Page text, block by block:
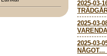
2025-03-
2025-03-
2025-03-